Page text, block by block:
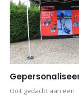
Ooit gedacht aan een